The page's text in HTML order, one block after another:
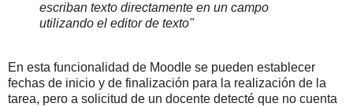
escriban texto directamente en un campo
utilizando el editor de texto"
En esta funcionalidad de Moodle se pueden establecer
fechas de inicio y de finalización para la realización de la
tarea, pero a solicitud de un docente detecté que no cuenta